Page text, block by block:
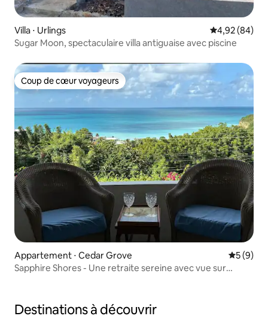
Villa ⋅ Urlings Évaluation
4,92 (84)
Sugar Moon, spectaculaire villa antiguaise avec piscine
Coup de cœur voyageurs
Coup de cœur voyageurs
Appartement ⋅ Cedar Grove
5 (9)
Sapphire Shores - Une retraite sereine avec vue sur
Destinations à découvrir